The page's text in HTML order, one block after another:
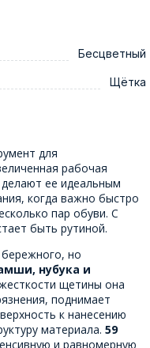
Бесцветный
Щётка
для
рабочая
ее идеальным
когда важно быстро
пар обуви. С
быть рутиной.
но
нубука и
щетины она
поднимает
к нанесению
материала. 59
и равномерную